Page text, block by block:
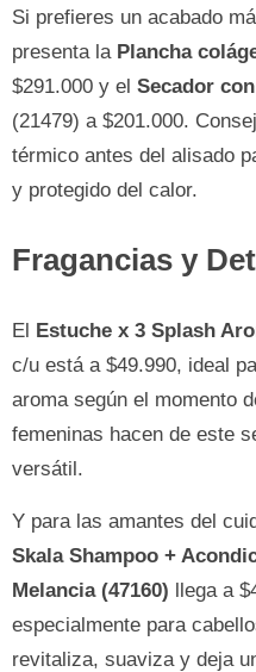
Si prefieres un acabado
presenta la Plancha
$291.000 y el Secador
(21479) a $201.000.
térmico antes del alisado
y protegido del calor.
Fragancias y
El Estuche x 3 Splash
c/u está a $49.990, ideal
aroma según el momento
femeninas hacen de este
versátil.
Y para las amantes del
Skala Shampoo +
Melancia (47160) llega a
especialmente para
revitaliza, suaviza y deja